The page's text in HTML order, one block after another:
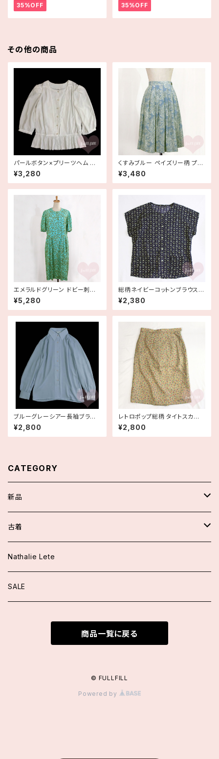
35%OFF 35%OFF
その他の商品
パールボタン×プリーツヘム ホ
ワイトブラウス 古着
¥3,280
くすみブルー ペイズリー柄 プリ
ーツフレアスカート 古着
¥3,480
エメラルドグリーン ドビー刺繍
リーフ柄半袖ワンピース 古着
¥5,280
総柄ネイビーコットンブラウス
古着
¥2,380
ブルーグレーシアー長袖ブラウ
ス 古着
¥2,800
レトロポップ総柄 タイトスカート
古着 大き目
¥2,800
CATEGORY
新品
スカート/パンツ
アウター
ジャケット
トップス
ファッション小物
古着
ワンピース
トップス
Nathalie Lete
SALE
商品一覧に戻る
© FULLFILL
Powered by